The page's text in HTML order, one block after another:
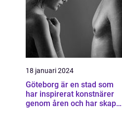
18 januari 2024
Göteborg är en stad som
har inspirerat konstnärer
genom åren och har skapat